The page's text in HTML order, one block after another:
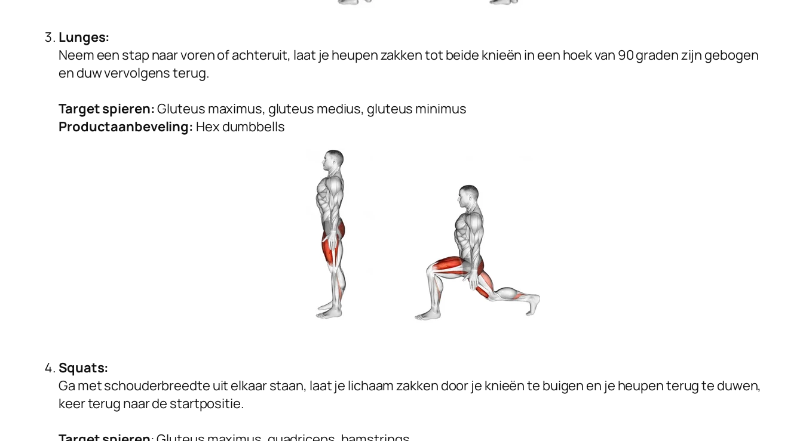
Lunges:
Neem een stap naar voren of achteruit, laat je heupen zakken tot beide knieën in een hoek van 90 graden zijn gebogen
en duw vervolgens terug.
Target spieren:Gluteus maximus, gluteus medius, gluteus minimus
Productaanbeveling: Hex dumbbells
Squats:
Ga met schouderbreedte uit elkaar staan, laat je lichaam zakken door je knieën te buigen en je heupen terug te duwen,
keer terug naar de startpositie.